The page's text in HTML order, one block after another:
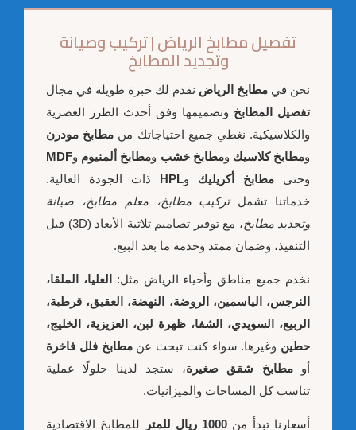
تفصيل مطابخ الرياض | تركيب وصيانة
وتجديد المطابخ
نحن في مطابخ الرياض نقدم لك خبرة طويلة في مجال
تفصيل المطابخ وتصميمها وفق أحدث الطرز العصرية
والكلاسيكية. نغطي جميع احتياجاتك من مطابخ مودرن
ومطابخ كلاسيك ومطابخ خشب ومطابخ ألمنيوم وMDF
وحتى مطابخ أكريليك وHPL ذات الجودة العالية.
خدماتنا تشملتركيب مطابخ، معلم مطابخ، صيانة
وتجديد مطابخ
، مع توفير تصاميم ثلاثية الأبعاد (3D) قبل
التنفيذ، وضمان ممتد وخدمة ما بعد البيع.
نخدم جميع مناطق وأحياء الرياض مثل:
العليا، الملقا،
النرجس، الياسمين، الروضة، النهضة، العقيق، قرطبة،
الربيع، السويدي، الشفا، ظهرة لبن، العزيزية، الخليج،
حطين وغيرها. سواء كنت تبحث عنمطابخ فلل فاخرة
أومطابخ شقق صغيرة، ستجد لدينا حلولًا عملية
تناسب كل المساحات والميزانيات.
أسعارنا تبدأ من 1000 ريال للمتر للمطابخ الاقتصادية